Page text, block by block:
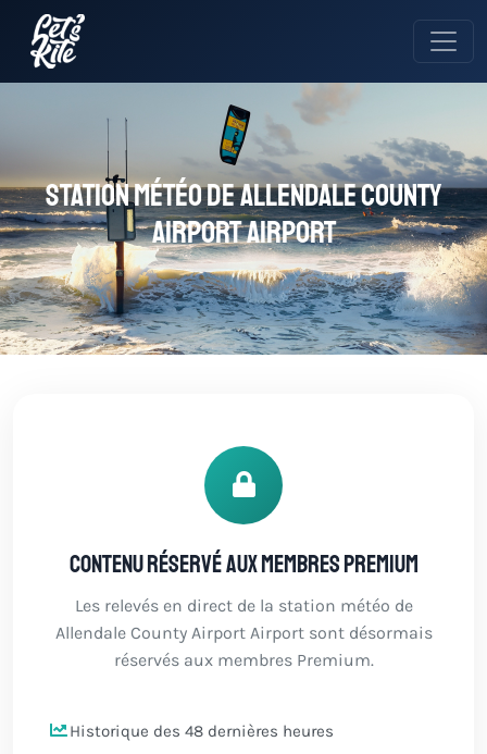
Station météo de Allendale County
Airport Airport
Contenu réservé aux membres Premium
Les relevés en direct de la station météo de
Allendale County Airport Airport sont désormais
réservés aux membres Premium.
Historique des 48 dernières heures